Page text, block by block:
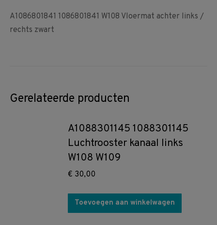
A1086801841 1086801841 W108 Vloermat achter links /
rechts zwart
Gerelateerde producten
A1088301145 1088301145
Luchtrooster kanaal links
W108 W109
€ 30,00
Toevoegen aan winkelwagen